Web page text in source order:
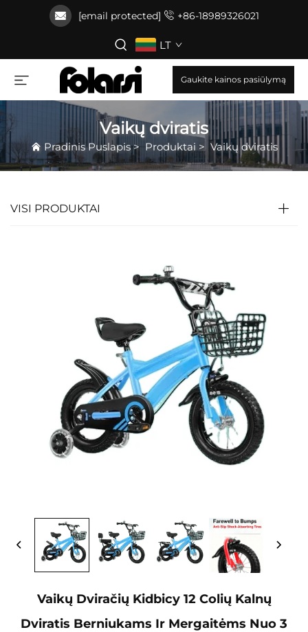
[email protected] +86-18989326021
LT
Gaukite kainos pasiūlymą
Vaikų dviratis
Pradinis Puslapis> Produktai > Vaikų dviratis
VISI PRODUKTAI
Vaikų Dviračių Kidbicy 12 Colių Kalnų
Dviratis Berniukams Ir Mergaitėms Nuo 3